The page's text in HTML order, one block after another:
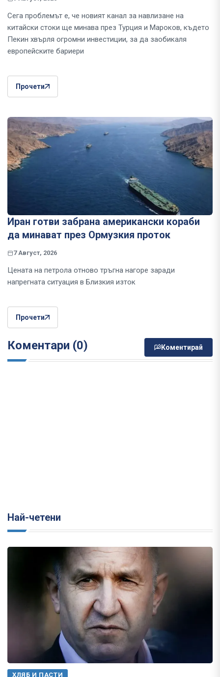
Сега проблемът е, че новият канал за навлизане на
китайски стоки ще минава през Турция и Мароков, където
Пекин хвърля огромни инвестиции, за да заобикаля
европейските бариери
Прочети
Иран готви забрана американски кораби
да минават през Ормузкия проток
7 Август, 2026
Цената на петрола отново тръгна нагоре заради
напрегната ситуация в Близкия изток
Прочети
Коментари (0) Коментирай
Най-четени
ХЛЯБ И ПАСТИ